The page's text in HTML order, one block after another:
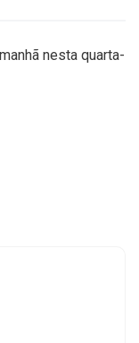
nesta quarta-